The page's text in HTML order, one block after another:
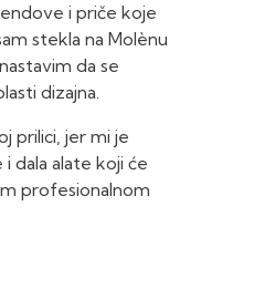
i priče koje
stekla na Molènu
da se
dizajna.
prilici, jer mi je
dala alate koji će
profesionalnom